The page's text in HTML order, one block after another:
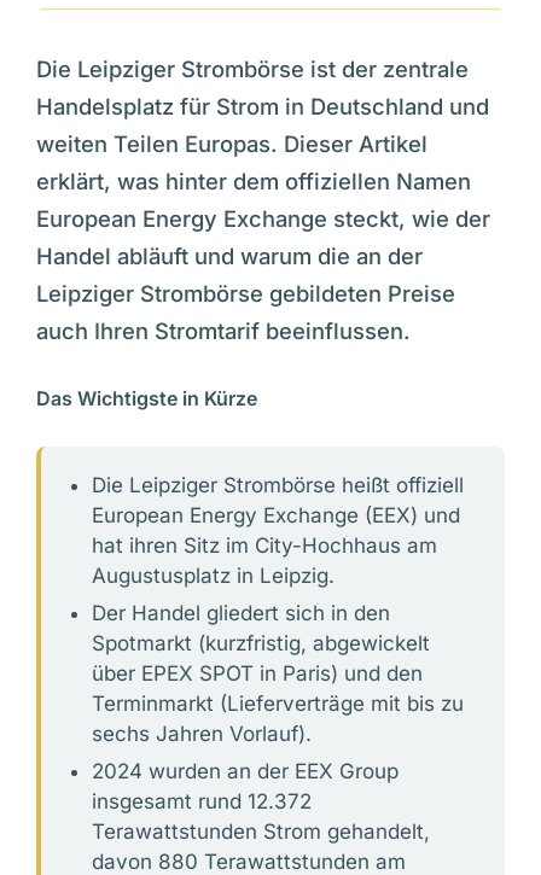
Die Leipziger Strombörse ist der zentrale
Handelsplatz für Strom in Deutschland und
weiten Teilen Europas. Dieser Artikel
erklärt, was hinter dem offiziellen Namen
European Energy Exchange steckt, wie der
Handel abläuft und warum die an der
Leipziger Strombörse gebildeten Preise
auch Ihren Stromtarif beeinflussen.
Das Wichtigste in Kürze
Die Leipziger Strombörse heißt offiziell
European Energy Exchange (EEX) und
hat ihren Sitz im City-Hochhaus am
Augustusplatz in Leipzig.
Der Handel gliedert sich in den
Spotmarkt (kurzfristig, abgewickelt
über EPEX SPOT in Paris) und den
Terminmarkt (Lieferverträge mit bis zu
sechs Jahren Vorlauf).
2024 wurden an der EEX Group
insgesamt rund 12.372
Terawattstunden Strom gehandelt,
davon 880 Terawattstunden am